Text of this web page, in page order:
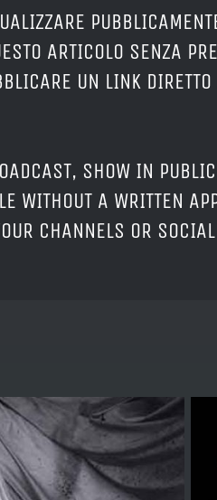
ARTICOLO SENZA
UN LINK
SHOW IN
WITHOUT A WRITTEN
CHANNELS OR